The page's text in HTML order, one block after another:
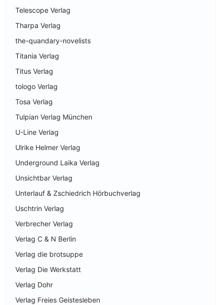
Telescope Verlag
Tharpa Verlag
the-quandary-novelists
Titania Verlag
Titus Verlag
tologo Verlag
Tosa Verlag
Tulpian Verlag München
U-Line Verlag
Ulrike Helmer Verlag
Underground Laika Verlag
Unsichtbar Verlag
Unterlauf & Zschiedrich Hörbuchverlag
Uschtrin Verlag
Verbrecher Verlag
Verlag C & N Berlin
Verlag die brotsuppe
Verlag Die Werkstatt
Verlag Dohr
Verlag Freies Geistesleben